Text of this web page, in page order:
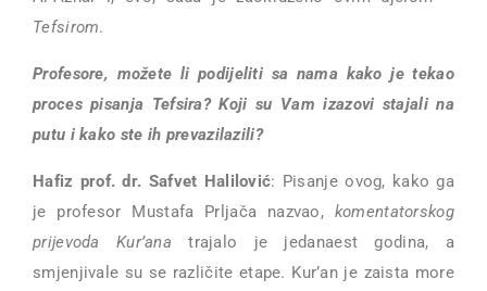
Tefsirom.
Profesore, možete li podijeliti sa nama kako je tekao
proces pisanja Tefsira? Koji su Vam izazovi stajali na
putu i kako ste ih prevazilazili?
Hafiz prof. dr. Safvet Halilović: Pisanje ovog, kako ga
je profesor Mustafa Prljača nazvao, komentatorskog
prijevoda Kur’ana trajalo je jedanaest godina, a
smjenjivale su se različite etape. Kur’an je zaista more